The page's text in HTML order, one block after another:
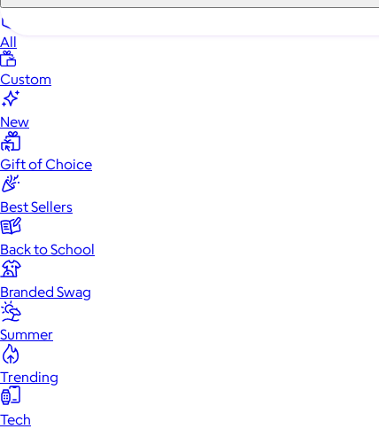
All
Custom
New
Gift of Choice
Best Sellers
Back to School
Branded Swag
Summer
Trending
Tech